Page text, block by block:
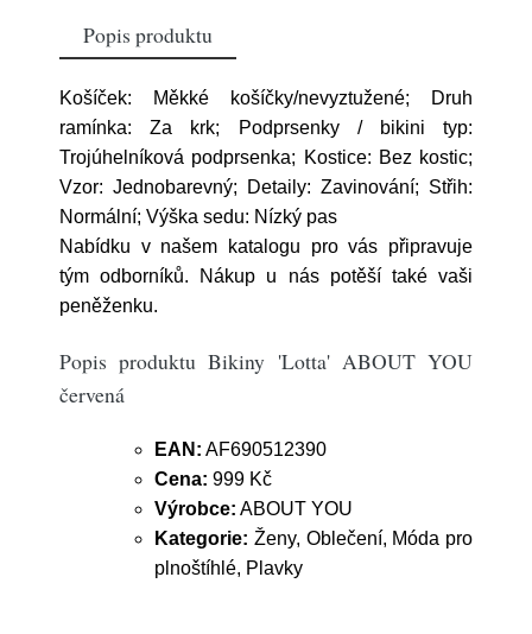
Popis produktu
Košíček: Měkké košíčky/nevyztužené; Druh
ramínka: Za krk; Podprsenky / bikini typ:
Trojúhelníková podprsenka; Kostice: Bez kostic;
Vzor: Jednobarevný; Detaily: Zavinování; Střih:
Normální; Výška sedu: Nízký pas
Nabídku v našem katalogu pro vás připravuje
tým odborníků. Nákup u nás potěší také vaši
peněženku.
Popis produktu Bikiny 'Lotta' ABOUT YOU
červená
EAN: AF690512390
Cena: 999 Kč
Výrobce: ABOUT YOU
Kategorie: Ženy, Oblečení, Móda pro
plnoštíhlé, Plavky